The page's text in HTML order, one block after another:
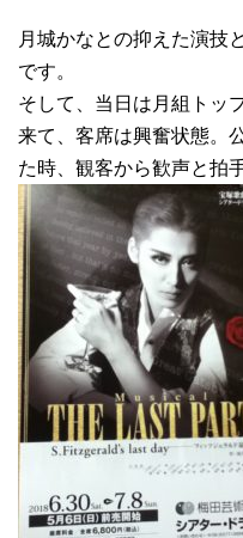
月城かなとの抑えた演技
です。
そして、当日は月組トッ
来て、客席は興奮状態。
た時、観客から歓声と拍